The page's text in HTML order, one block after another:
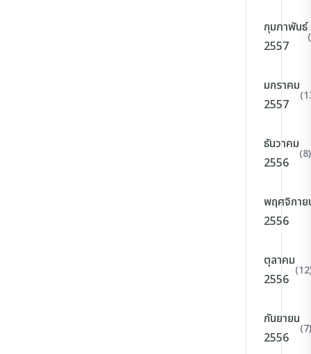
กุมภาพันธ์
2557
มกราคม
2557
ธันวาคม
2556
(8)
พฤศจิกาย
2556
ตุลาคม
2556
กันยายน
2556
(7)